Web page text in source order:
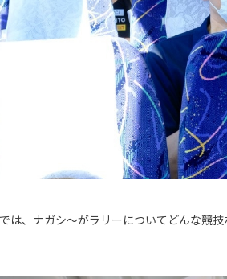
は、ナガシ～がラリーについてどんな競